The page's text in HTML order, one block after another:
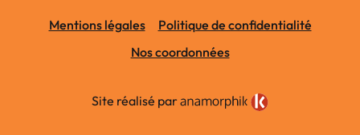
Mentions légales
Politique de confidentialité
Nos coordonnées
Site réalisé par